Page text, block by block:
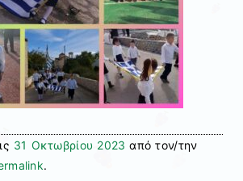
31 Οκτωβρίου 2023 από τον/την
.